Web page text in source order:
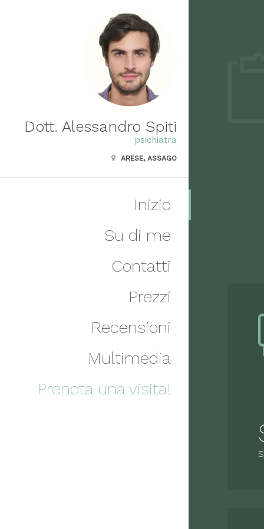
Dott. Alessandro Spiti
psichiatra
ARESE, ASSAGO
Inizio
Su di me
Contatti
Prezzi
Recensioni
Multimedia
Prenota una visita!